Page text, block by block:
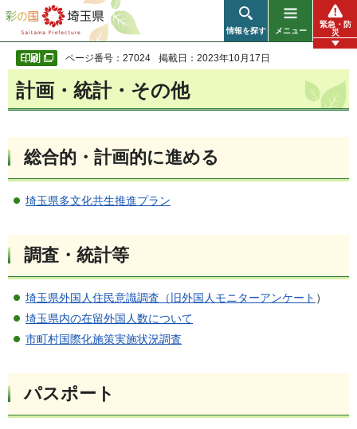
彩の国 埼玉県
情報を探す メニュー
緊急・防
災
ページ番号：27024 掲載日：2023年10月17日
計画・統計・その他
総合的・計画的に進める
埼玉県多文化共生推進プラン
調査・統計等
埼玉県外国人住民意識調査（旧外国人モニターアンケート ）
埼玉県内の在留外国人数について
市町村国際化施策実施状況調査
パスポート